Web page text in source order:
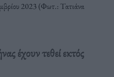
2023 (Φωτ.: Τατιάνα
έχουν τεθεί εκτός